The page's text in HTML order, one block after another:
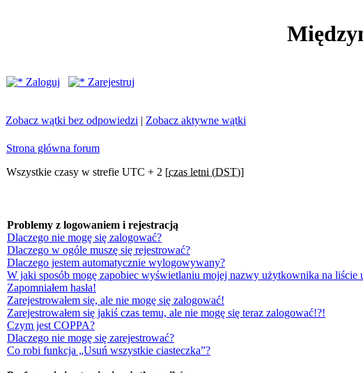
Zaloguj
Zarejestruj
Zobacz wątki bez odpowiedzi | Zobacz aktywne wątki
Strona główna forum
Wszystkie czasy w strefie UTC + 2 [czas letni (DST)]
Problemy z logowaniem i rejestracją
Dlaczego nie mogę się zalogować?
Dlaczego w ogóle muszę się rejestrować?
Dlaczego jestem automatycznie wylogowywany?
W jaki sposób mogę zapobiec wyświetlaniu mojej nazwy użytkownika na
Zapomniałem hasła!
Zarejestrowałem się, ale nie mogę się zalogować!
Zarejestrowałem się jakiś czas temu, ale nie mogę się teraz zalogować!?!
Czym jest COPPA?
Dlaczego nie mogę się zarejestrować?
Co robi funkcja „Usuń wszystkie ciasteczka”?